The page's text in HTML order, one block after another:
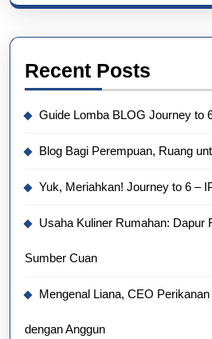
Recent Posts
Guide Lomba BLOG Journey to
Blog Bagi Perempuan, Ruang
Yuk, Meriahkan! Journey to 6 –
Usaha Kuliner Rumahan: Dapur
Sumber Cuan
Mengenal Liana, CEO
dengan Anggun